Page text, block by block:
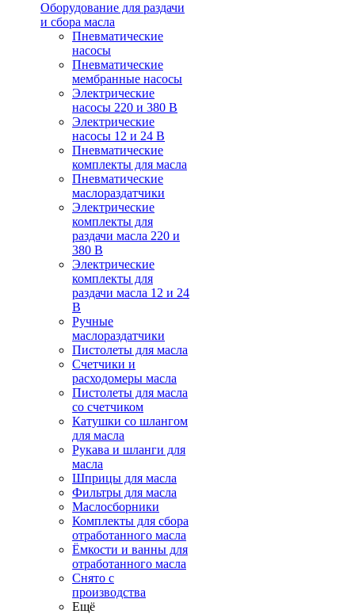
Оборудование для раздачи
и сбора масла
Пневматические
насосы
Пневматические
мембранные насосы
Электрические
насосы 220 и 380 В
Электрические
насосы 12 и 24 В
Пневматические
комплекты для масла
Пневматические
маслораздатчики
Электрические
комплекты для
раздачи масла 220 и
380 В
Электрические
комплекты для
раздачи масла 12 и 24
В
Ручные
маслораздатчики
Пистолеты для масла
Счетчики и
расходомеры масла
Пистолеты для масла
со счетчиком
Катушки со шлангом
для масла
Рукава и шланги для
масла
Шприцы для масла
Фильтры для масла
Маслосборники
Комплекты для сбора
отработанного масла
Ёмкости и ванны для
отработанного масла
Снято с
производства
Ещё